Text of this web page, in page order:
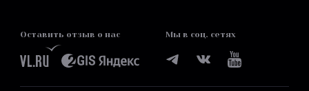
Оставить отзыв о нас Мы в соц. сетях